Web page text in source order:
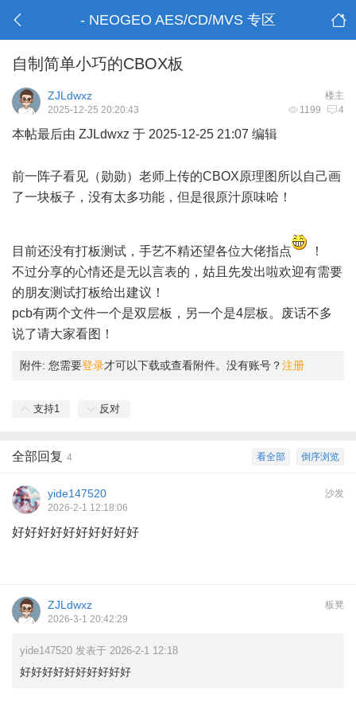
- NEOGEO AES/CD/MVS 专区
自制简单小巧的CBOX板
楼主
ZJLdwxz
1199 4
2025-12-25 20:20:43
本帖最后由 ZJLdwxz 于 2025-12-25 21:07 编辑
前一阵子看见（勋勋）老师上传的CBOX原理图所以自己画
了一块板子，没有太多功能，但是很原汁原味哈！
目前还没有打板测试，手艺不精还望各位大佬指点
！
不过分享的心情还是无以言表的，姑且先发出啦欢迎有需要
的朋友测试打板给出建议！
pcb有两个文件一个是双层板，另一个是4层板。废话不多
说了请大家看图！
附件: 您需要登录才可以下载或查看附件。没有账号？注册
支持1 反对
倒序浏览
看全部
全部回复 4
沙发
yide147520
2026-2-1 12:18:06
好好好好好好好好好好
板凳
ZJLdwxz
2026-3-1 20:42:29
yide147520 发表于 2026-2-1 12:18
好好好好好好好好好好